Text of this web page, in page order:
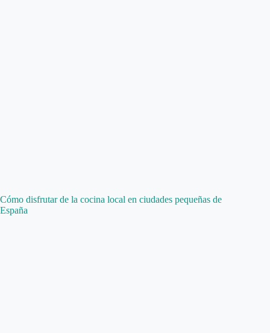
Cómo disfrutar de la cocina local en ciudades pequeñas de
España